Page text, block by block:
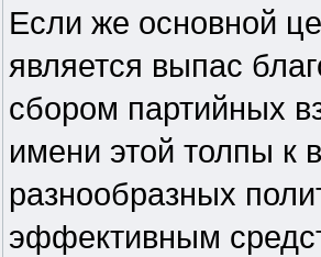
Если же основной
является выпас
сбором партийных
имени этой толпы к
разнообразных
эффективным